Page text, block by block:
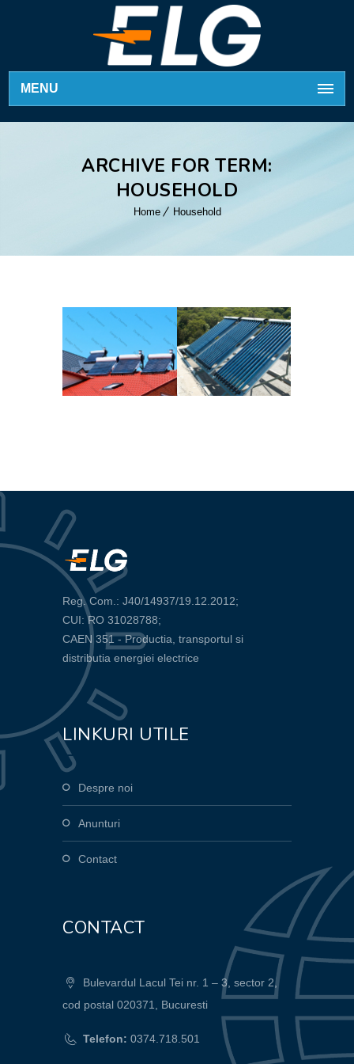
MENU
ARCHIVE FOR TERM:
HOUSEHOLD
Home Household
Reg. Com.: J40/14937/19.12.2012;
CUI: RO 31028788;
CAEN 351 - Productia, transportul si
distributia energiei electrice
LINKURI UTILE
Despre noi
Anunturi
Contact
CONTACT
Bulevardul Lacul Tei nr. 1 – 3, sector 2,
cod postal 020371, Bucuresti
Telefon: 0374.718.501